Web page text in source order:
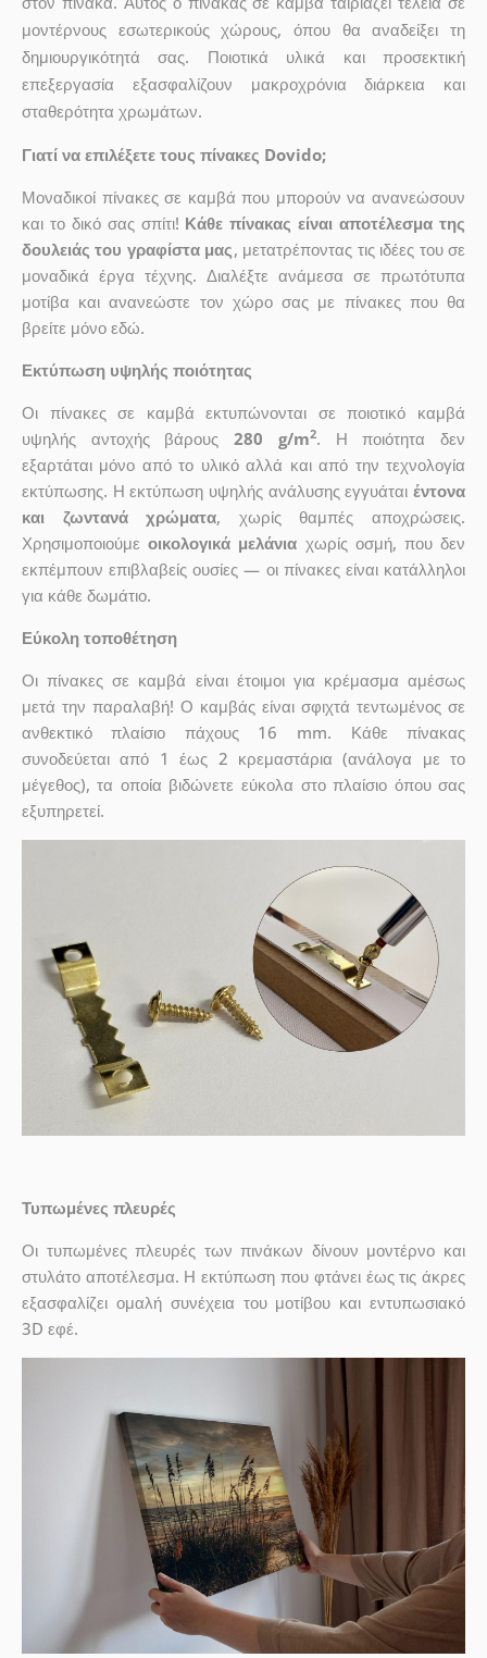
μοντέρνους εσωτερικούς χώρους, όπου θα αναδείξει τη
δημιουργικότητά σας. Ποιοτικά υλικά και προσεκτική
επεξεργασία εξασφαλίζουν μακροχρόνια διάρκεια και
σταθερότητα χρωμάτων.
Γιατί να επιλέξετε τους πίνακες Dovido;
Μοναδικοί πίνακες σε καμβά που μπορούν να ανανεώσουν
και το δικό σας σπίτι! Κάθε πίνακας είναι αποτέλεσμα της
δουλειάς του γραφίστα μας, μετατρέποντας τις ιδέες του σε
μοναδικά έργα τέχνης. Διαλέξτε ανάμεσα σε πρωτότυπα
μοτίβα και ανανεώστε τον χώρο σας με πίνακες που θα
βρείτε μόνο εδώ.
Εκτύπωση υψηλής ποιότητας
Οι πίνακες σε καμβά εκτυπώνονται σε ποιοτικό καμβά
υψηλής αντοχής βάρους280 g/m2. Η ποιότητα δεν
εξαρτάται μόνο από το υλικό αλλά και από την τεχνολογία
εκτύπωσης. Η εκτύπωση υψηλής ανάλυσης εγγυάταιέντονα
και ζωντανά χρώματα, χωρίς θαμπές αποχρώσεις.
Χρησιμοποιούμεοικολογικά μελάνια χωρίς οσμή, που δεν
εκπέμπουν επιβλαβείς ουσίες — οι πίνακες είναι κατάλληλοι
για κάθε δωμάτιο.
Εύκολη τοποθέτηση
Οι πίνακες σε καμβά είναι έτοιμοι για κρέμασμα αμέσως
μετά την παραλαβή! Ο καμβάς είναι σφιχτά τεντωμένος σε
ανθεκτικό πλαίσιο πάχους 16 mm. Κάθε πίνακας
συνοδεύεται από 1 έως 2 κρεμαστάρια (ανάλογα με το
μέγεθος), τα οποία βιδώνετε εύκολα στο πλαίσιο όπου σας
εξυπηρετεί.
Τυπωμένες πλευρές
Οι τυπωμένες πλευρές των πινάκων δίνουν μοντέρνο και
στυλάτο αποτέλεσμα. Η εκτύπωση που φτάνει έως τις άκρες
εξασφαλίζει ομαλή συνέχεια του μοτίβου και εντυπωσιακό
3D εφέ.